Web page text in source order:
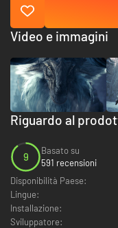
Riguardo al
9
Basato su
591 recensioni
Disponibilità Paese:
Lingue:
Installazione:
Sviluppatore:
Video e immagini